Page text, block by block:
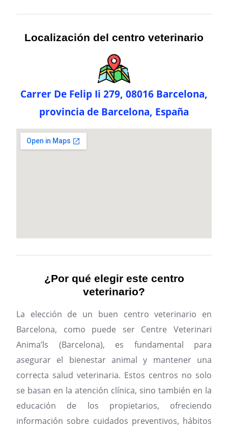
Localización del centro veterinario
Carrer De Felip Ii 279, 08016 Barcelona,
provincia de Barcelona, España
¿Por qué elegir este centro
veterinario?
La elección de un buen centro veterinario en
Barcelona, como puede ser Centre Veterinari
Anima’ls (Barcelona), es fundamental para
asegurar el bienestar animal y mantener una
correcta salud veterinaria. Estos centros no solo
se basan en la atención clínica, sino también en la
educación de los propietarios, ofreciendo
información sobre cuidados preventivos, hábitos